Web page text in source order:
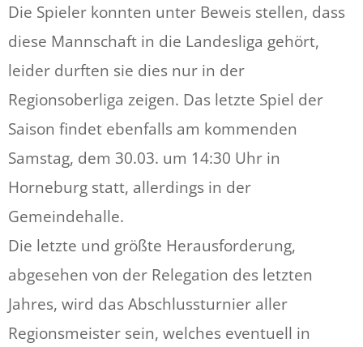
Die Spieler konnten unter Beweis stellen, dass
diese Mannschaft in die Landesliga gehört,
leider durften sie dies nur in der
Regionsoberliga zeigen. Das letzte Spiel der
Saison findet ebenfalls am kommenden
Samstag, dem 30.03. um 14:30 Uhr in
Horneburg statt, allerdings in der
Gemeindehalle.
Die letzte und größte Herausforderung,
abgesehen von der Relegation des letzten
Jahres, wird das Abschlussturnier aller
Regionsmeister sein, welches eventuell in